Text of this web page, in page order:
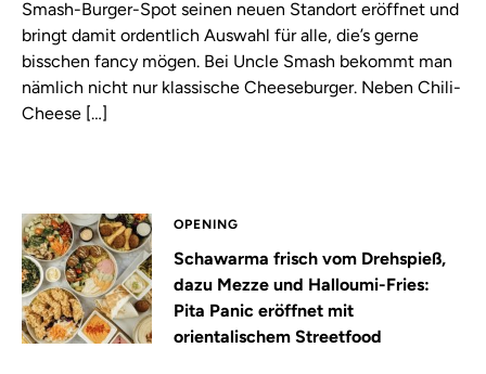
Smash-Burger-Spot seinen neuen Standort eröffnet und
bringt damit ordentlich Auswahl für alle, die’s gerne
bisschen fancy mögen. Bei Uncle Smash bekommt man
nämlich nicht nur klassische Cheeseburger. Neben Chili-
Cheese […]
OPENING
Schawarma frisch vom Drehspieß,
dazu Mezze und Halloumi-Fries:
Pita Panic eröffnet mit
orientalischem Streetfood